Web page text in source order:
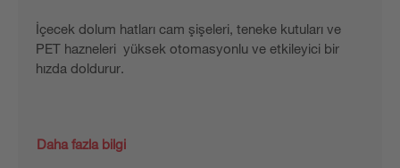
İçecek dolum hatları cam şişeleri, teneke kutuları ve
PET hazneleri yüksek otomasyonlu ve etkileyici bir
hızda doldurur.
Daha fazla bilgi